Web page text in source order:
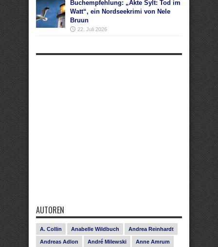
Buchempfehlung: „Akte Sylt: Tod im
Watt“, ein Nordseekrimi von Nele
Bruun
22. Juli 2026
AUTOREN
A. Collin Anabelle Wildbuch Andrea Reinhardt
Andreas Adlon André Milewski Anne Amrum